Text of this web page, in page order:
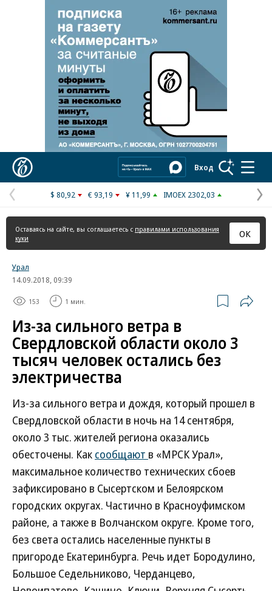
Реклама в «Ъ» www.kommersant.ru/ad
Вход
Предыдущая
страница
$ 80,92 € 93,19 ¥ 11,99 IMOEX 2302,03
Оставаясь на сайте, вы соглашаетесь с правилами использования
куки
ОК
Урал
14.09.2018, 09:39
153 1 мин.
Из-за сильного ветра в
Свердловской области около 3
тысяч человек остались без
электричества
Из-за сильного ветра и дождя, который прошел в
Свердловской области в ночь на 14 сентября,
около 3 тыс. жителей региона оказались
обесточены. Как сообщают в «МРСК Урал»,
максимальное количество технических сбоев
зафиксировано в Сысертском и Белоярском
городских округах. Частично в Красноуфимском
районе, а также в Волчанском округе. Кроме того,
без света остались населенные пункты в
пригороде Екатеринбурга. Речь идет Бородулино,
Большое Седельниково, Черданцево,